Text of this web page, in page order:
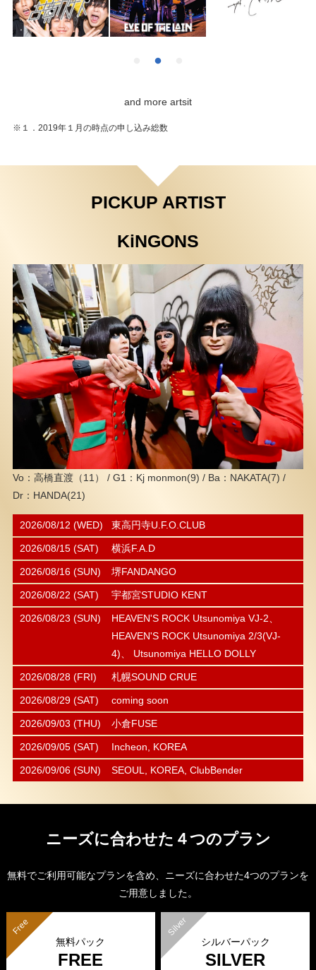
and more artsit
※１．2019年１月の時点の申し込み総数
PICKUP ARTIST
KiNGONS
Vo：高橋直渡（11） / G1：Kj monmon(9) / Ba：NAKATA(7) /
Dr：HANDA(21)
2026/08/12 (WED) 東高円寺U.F.O.CLUB
2026/08/15 (SAT) 横浜F.A.D
2026/08/16 (SUN) 堺FANDANGO
2026/08/22 (SAT) 宇都宮STUDIO KENT
2026/08/23 (SUN)
HEAVEN'S ROCK Utsunomiya VJ-2、
HEAVEN'S ROCK Utsunomiya 2/3(VJ-
4)、 Utsunomiya HELLO DOLLY
2026/08/28 (FRI) 札幌SOUND CRUE
2026/08/29 (SAT) coming soon
2026/09/03 (THU) 小倉FUSE
2026/09/05 (SAT) Incheon, KOREA
2026/09/06 (SUN) SEOUL, KOREA, ClubBender
ニーズに合わせた４つのプラン
無料でご利用可能なプランを含め、ニーズに合わせた4つのプランを
ご用意しました。
Free
無料パック
FREE
Silver
シルバーパック
SILVER